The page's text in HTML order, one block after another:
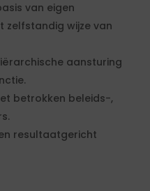
van eigen
wijze van
aansturing
betrokken beleids-,
resultaatgericht